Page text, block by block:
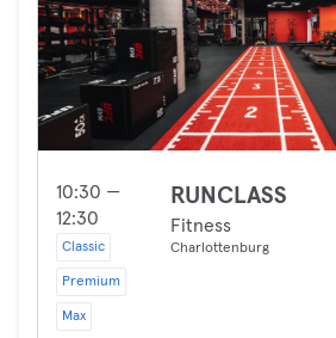
10:30 —
12:30
Classic
Premium
Max
RUNCLASS
Fitness
Charlottenburg